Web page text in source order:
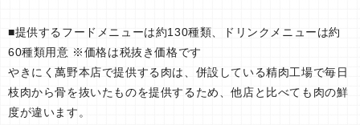
■提供するフードメニューは約130種類、ドリンクメニューは約
60種類用意 ※価格は税抜き価格です
やきにく萬野本店で提供する肉は、併設している精肉工場で毎日
枝肉から骨を抜いたものを提供するため、他店と比べても肉の鮮
度が違います。